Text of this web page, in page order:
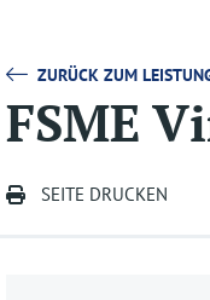
ZURÜCK ZUM
FSME
SEITE DRUCKEN